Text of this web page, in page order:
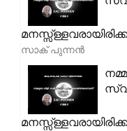
സാക് പുന്നൻ